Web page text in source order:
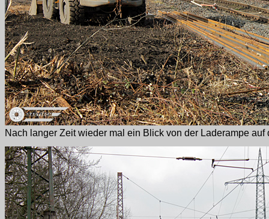
Nach langer Zeit wieder mal ein Blick von der Laderampe